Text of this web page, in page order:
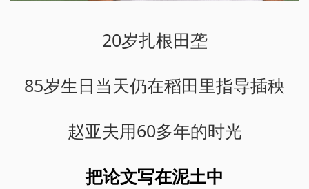
20岁扎根田垄
85岁生日当天仍在稻田里指导插秧
赵亚夫用60多年的时光
把论文写在泥土中